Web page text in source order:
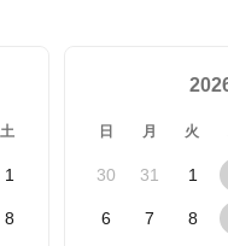
土
1
8
日 月 火
30 31 1
6 7 8